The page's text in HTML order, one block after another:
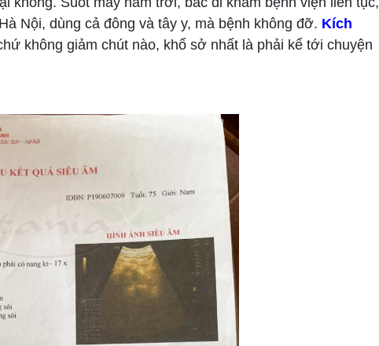
Nội, dùng cả đông và tây y, mà bệnh không đỡ. Kích
không giảm chút nào, khổ sở nhất là phải kể tới chuyện